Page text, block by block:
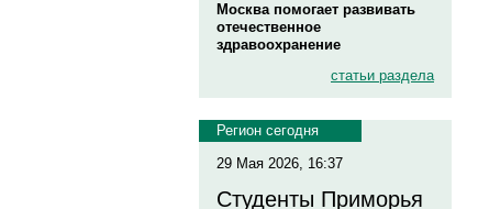
Москва помогает развивать
отечественное
здравоохранение
статьи раздела
Регион сегодня
29 Мая 2026, 16:37
Студенты Приморья